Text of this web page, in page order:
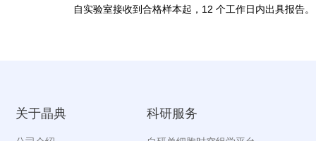
自实验室接收到合格样本起，12 个工作日内出具报告。
关于晶典 科研服务